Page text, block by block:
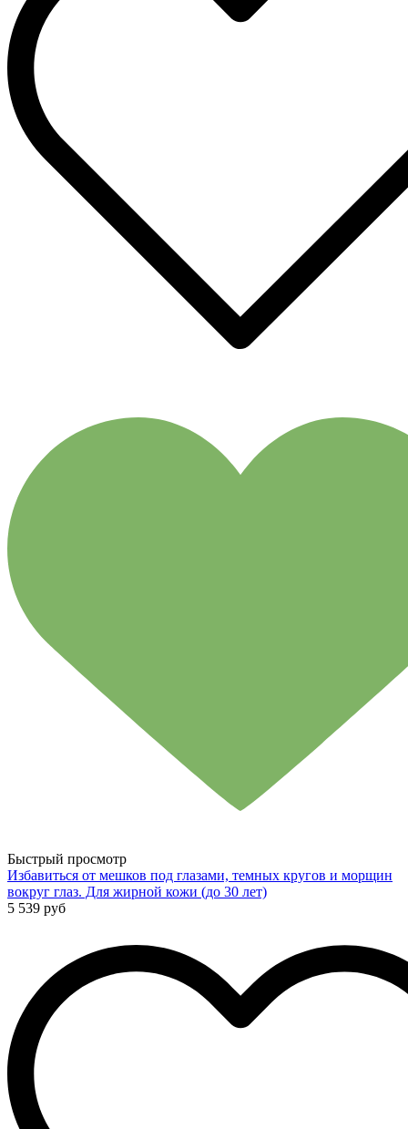
Быстрый просмотр
Избавиться от мешков под глазами, темных кругов и морщин
вокруг глаз. Для жирной кожи (до 30 лет)
5 539 руб